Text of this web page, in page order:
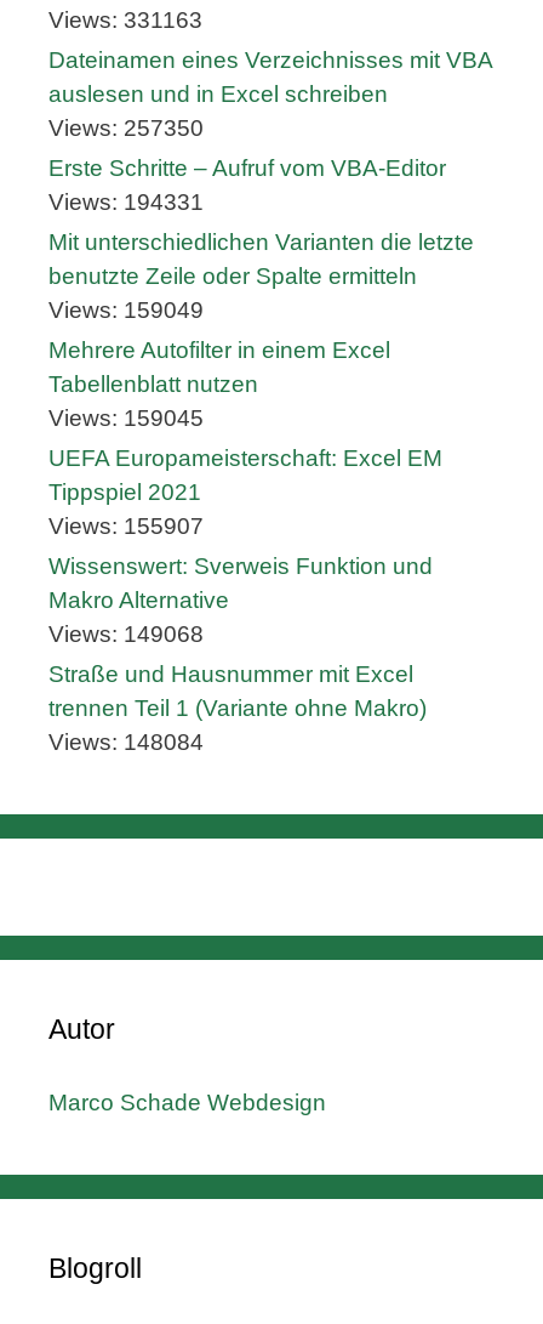
Views: 331163
Dateinamen eines Verzeichnisses mit VBA
auslesen und in Excel schreiben
Views: 257350
Erste Schritte – Aufruf vom VBA-Editor
Views: 194331
Mit unterschiedlichen Varianten die letzte
benutzte Zeile oder Spalte ermitteln
Views: 159049
Mehrere Autofilter in einem Excel
Tabellenblatt nutzen
Views: 159045
UEFA Europameisterschaft: Excel EM
Tippspiel 2021
Views: 155907
Wissenswert: Sverweis Funktion und
Makro Alternative
Views: 149068
Straße und Hausnummer mit Excel
trennen Teil 1 (Variante ohne Makro)
Views: 148084
Autor
Marco Schade Webdesign
Blogroll